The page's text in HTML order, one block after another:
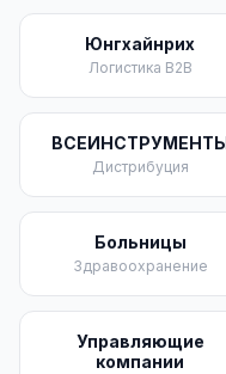
Юнгхайнрих
Логистика B2B
ВСЕИНСТРУМЕНТЫ
Дистрибуция
Больницы
Здравоохранение
Управляющие
компании